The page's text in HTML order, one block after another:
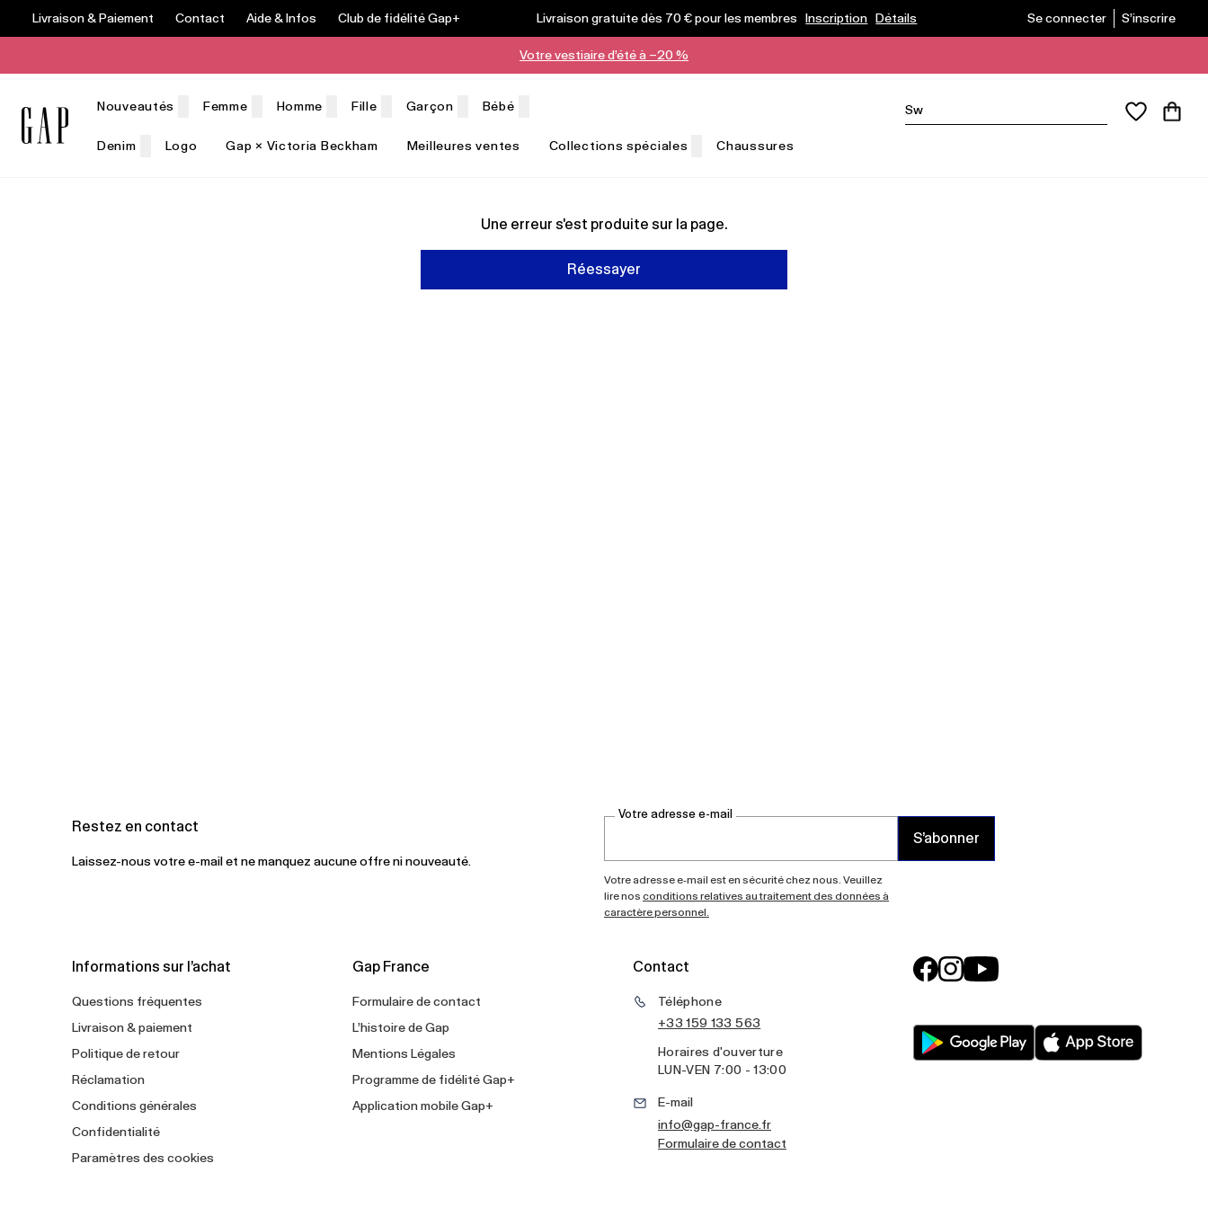
Livraison & Paiement Contact Aide & Infos Club de fidélité Gap+ Livraison gratuite dès 70 € pour les membresInscription Détails Se connecter S’inscrire
Votre vestiaire d’été à −20 %
Nouveautés Femme Homme Fille Garçon Bébé
Denim Logo Gap × Victoria Beckham Meilleures ventes Collections spéciales Chaussures
Une erreur s'est produite sur la page.
Réessayer
Restez en contact
Laissez-nous votre e-mail et ne manquez aucune offre ni nouveauté.
Votre adresse e-mail
S’abonner
Votre adresse e-mail est en sécurité chez nous. Veuillez
lire nos conditions relatives au traitement des données à
caractère personnel.
Informations sur l’achat
Questions fréquentes
Livraison & paiement
Politique de retour
Réclamation
Conditions générales
Confidentialité
Paramètres des cookies
Gap France
Formulaire de contact
L’histoire de Gap
Mentions Légales
Programme de fidélité Gap+
Application mobile Gap+
Contact
Téléphone
+33 159 133 563
Horaires d'ouverture
LUN-VEN 7:00 - 13:00
E-mail
info@gap-france.fr
Formulaire de contact